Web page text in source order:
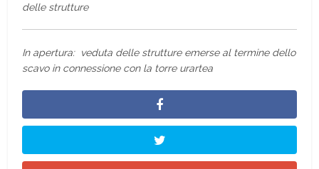
delle strutture
In apertura: veduta delle strutture emerse al termine dello
scavo in connessione con la torre urartea